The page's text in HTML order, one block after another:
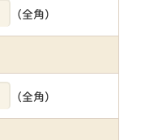
（全角）
（全角）